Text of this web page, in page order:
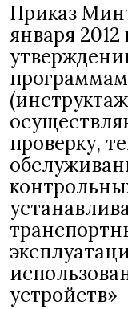
Приказ
января
проверку,
устройств»